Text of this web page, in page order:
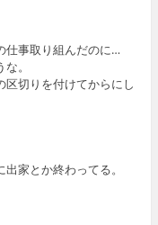
仕事取り組んだのに…
。
切りを付けてからにし
家とか終わってる。